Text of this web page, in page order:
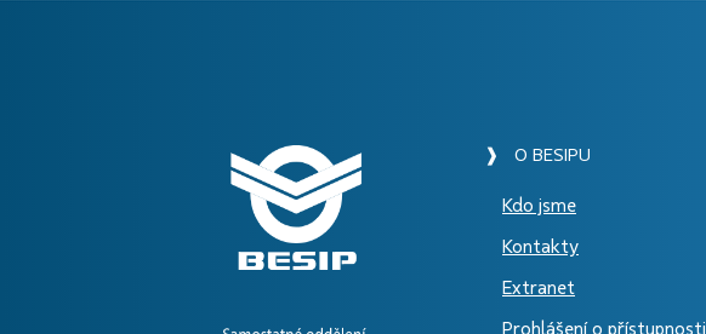
❱ O BESIPU
Kdo jsme
Kontakty
Extranet
Prohlášení o přístupnosti